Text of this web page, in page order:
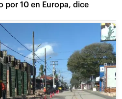
por 10 en Europa, dice